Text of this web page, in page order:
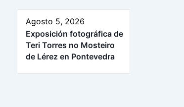
Agosto 5, 2026
Exposición fotográfica de
Teri Torres no Mosteiro
de Lérez en Pontevedra